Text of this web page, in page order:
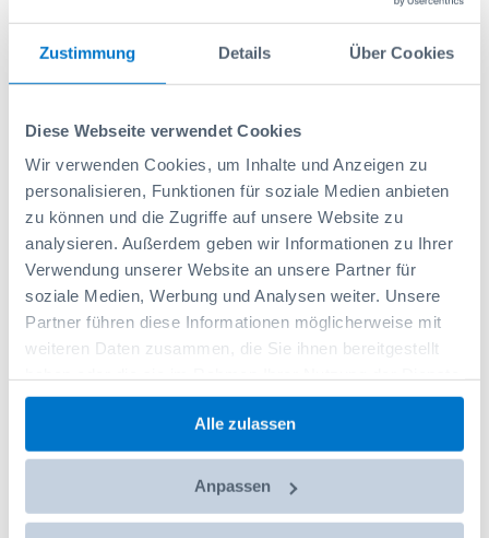
Zustimmung Details Über Cookies
Diese Webseite verwendet Cookies
Wir verwenden Cookies, um Inhalte und Anzeigen zu
personalisieren, Funktionen für soziale Medien anbieten
zu können und die Zugriffe auf unsere Website zu
analysieren. Außerdem geben wir Informationen zu Ihrer
Verwendung unserer Website an unsere Partner für
soziale Medien, Werbung und Analysen weiter. Unsere
Partner führen diese Informationen möglicherweise mit
weiteren Daten zusammen, die Sie ihnen bereitgestellt
gesammelt haben.
Alle zulassen
Anpassen
Branche:
0Lösungen gefunden
Brochure del marchio Sortimo VW
La brochure del marchio VW vi mostra esempi di allestimento per i